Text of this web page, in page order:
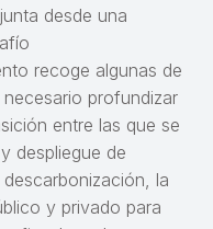
desde una
recoge algunas de
profundizar
entre las que se
despliegue de
la
y privado para